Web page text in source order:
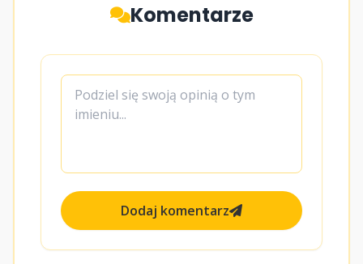
Komentarze
Dodaj komentarz